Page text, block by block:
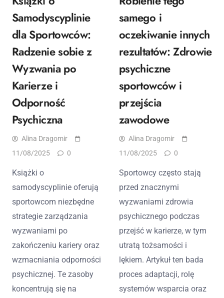
Samodyscyplinie
dla Sportowców:
Radzenie sobie z
Wyzwania po
Karierze i
Odporność
Psychiczna
Alina Dragomir
11/08/2025
0
Książki o
samodyscyplinie oferują
sportowcom niezbędne
strategie zarządzania
wyzwaniami po
zakończeniu kariery oraz
wzmacniania odporności
psychicznej. Te zasoby
koncentrują się na
samego i
oczekiwanie innych
rezultatów: Zdrowie
psychiczne
sportowców i
przejścia
zawodowe
Alina Dragomir
11/08/2025
0
Sportowcy często stają
przed znacznymi
wyzwaniami zdrowia
psychicznego podczas
przejść w karierze, w tym
utratą tożsamości i
lękiem. Artykuł ten bada
proces adaptacji, rolę
systemów wsparcia oraz